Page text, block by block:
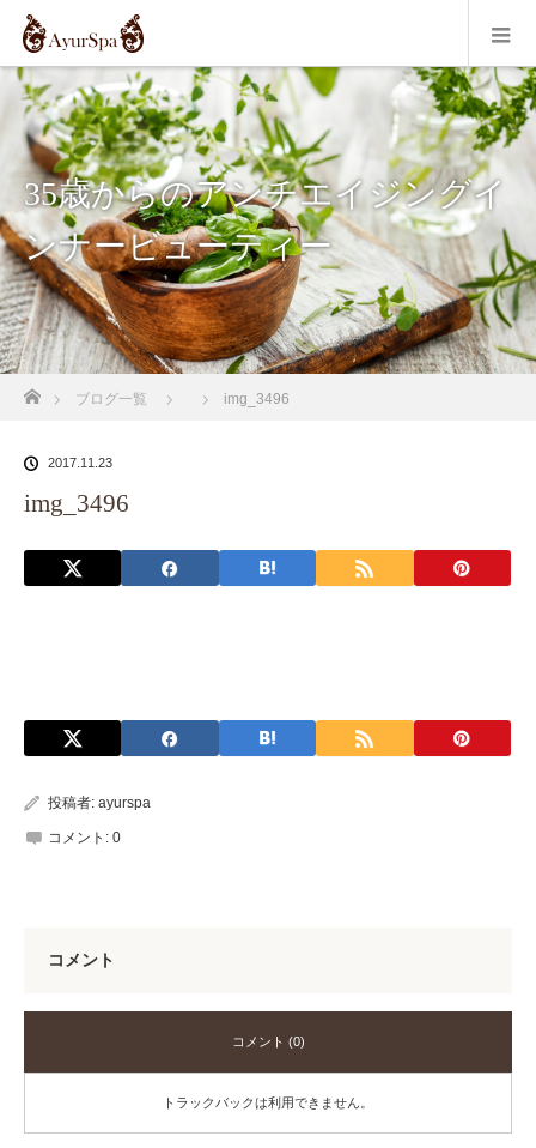
35歳からのアンチエイジングイ
ンナービューティー
ブログ一覧 img_3496
2017.11.23
img_3496
投稿者: ayurspa
コメント: 0
コメント
コメント (0)
トラックバックは利用できません。